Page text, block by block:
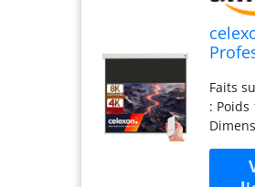
Faits
: Poids
carter
177 x
Drop